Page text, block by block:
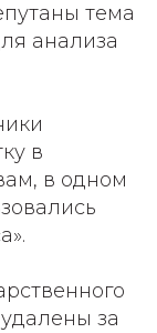
тема
анализа
в
в одном
за